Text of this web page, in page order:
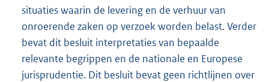
situaties waarin de levering en de verhuur van
onroerende zaken op verzoek worden belast. Verder
bevat dit besluit interpretaties van bepaalde
relevante begrippen en de nationale en Europese
jurisprudentie. Dit besluit bevat geen richtlijnen over